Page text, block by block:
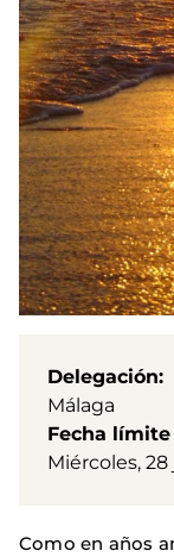
Delegación
Málaga
Fecha
Miércoles,
Como en años